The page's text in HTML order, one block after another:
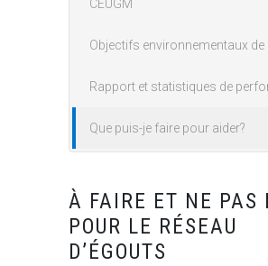
À FAIRE ET NE PAS
POUR LE RÉSEAU
D’ÉGOUTS
CEUGM
Objectifs environnementaux de
Rapport et statistiques de
Que puis-je faire pour aider?